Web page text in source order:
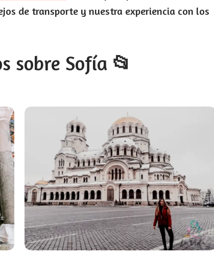
de transporte y nuestra experiencia con los
sobre Sofía 📂